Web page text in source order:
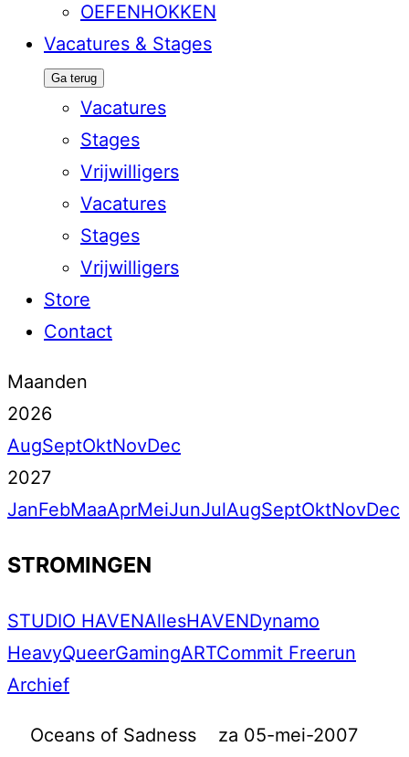
OEFENHOKKEN
Vacatures & Stages
Ga terug
Vacatures
Stages
Vrijwilligers
Vacatures
Stages
Vrijwilligers
Store
Contact
Maanden
2026
AugSeptOktNovDec
2027
JanFebMaaAprMeiJunJulAugSeptOktNovDec
STROMINGEN
STUDIO HAVENAllesHAVENDynamo
HeavyQueerGamingARTCommit Freerun
Archief
Oceans of Sadness za 05-mei-2007